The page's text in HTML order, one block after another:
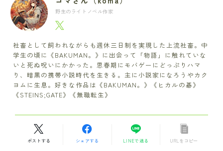
野生のライトノベル作家
社畜として飼われながらも週休三日制を実現した上流社畜。中
学生の頃に《BAKUMAN。》に出会って「物語」に触れていな
いと死ぬ呪いにかかった。思春期にモバゲーにどっぷりハマ
り、暗黒の携帯小説時代を生きる。主に小説家になろうやカク
ヨムに生息。好きな作品は《BAKUMAN。》《ヒカルの碁》
《STEINS;GATE》《無職転生》
ポストする シェアする LINEで送る URLをコピー